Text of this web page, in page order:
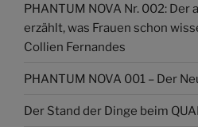
PHANTUM NOVA Nr. 002: Der
erzählt, was Frauen schon
Collien Fernandes
PHANTUM NOVA 001 – Der
Der Stand der Dinge beim